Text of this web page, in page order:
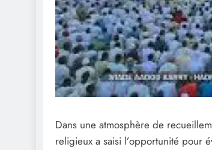
Dans une atmosphère de
religieux a saisi l’opportunité pour